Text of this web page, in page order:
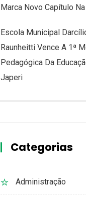
Marca Novo Capítulo
Escola Municipal
Raunheitti Vence A 1ª
Pedagógica Da
Japeri
Categorias
Administração